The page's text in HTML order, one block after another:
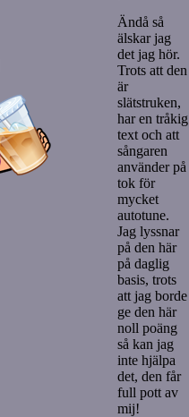
Ändå så
älskar jag
det jag hör.
Trots att den
är
slätstruken,
har en tråkig
text och att
sångaren
använder på
tok för
mycket
autotune.
Jag lyssnar
på den här
på daglig
basis, trots
att jag borde
ge den här
noll poäng
så kan jag
inte hjälpa
det, den får
full pott av
mij!